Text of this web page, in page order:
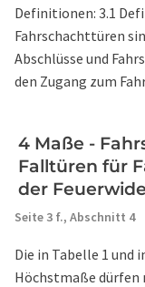
Definitionen: 3.1
Fahrschachttüren
Abschlüsse und
den Zugang zum
4 Maße -
Falltüren für
der
Seite 3 f., Abschnitt 4
Die in Tabelle 1 und
Höchstmaße dürfen